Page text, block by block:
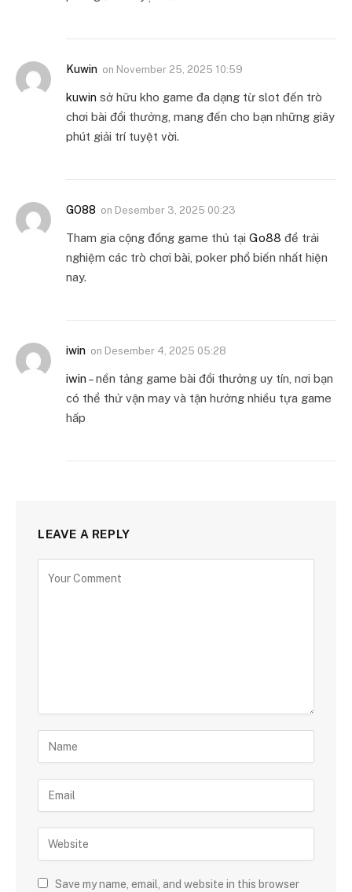
Kuwin on November 25, 2025 10:59
kuwin sở hữu kho game đa dạng từ slot đến trò
chơi bài đổi thưởng, mang đến cho bạn những giây
phút giải trí tuyệt vời.
GO88 on Desember 3, 2025 00:23
Tham gia cộng đồng game thủ tại Go88 để trải
nghiệm các trò chơi bài, poker phổ biến nhất hiện
nay.
iwin on Desember 4, 2025 05:28
iwin – nền tảng game bài đổi thưởng uy tín, nơi bạn
có thể thử vận may và tận hưởng nhiều tựa game
hấp
LEAVE A REPLY
Save my name, email, and website in this browser